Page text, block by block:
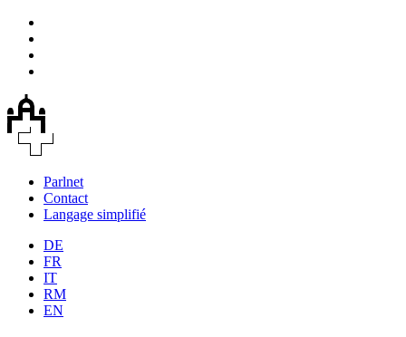
Parlnet
Contact
Langage simplifié
DE
FR
IT
RM
EN